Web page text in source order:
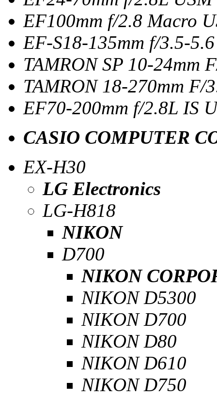
EF100mm f/2.8 Macro
EF-S18-135mm f/3.5-
TAMRON SP 10-24mm
TAMRON 18-270mm
EF70-200mm f/2.8L IS
CASIO COMPUTER
EX-H30
LG Electronics
LG-H818
NIKON
D700
NIKON
NIKON D5300
NIKON D700
NIKON D80
NIKON D610
NIKON D750